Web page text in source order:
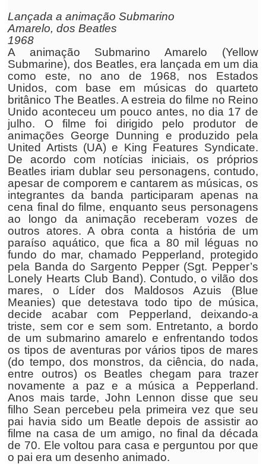
Lançada a animação Submarino
Amarelo, dos Beatles
1968
A animação Submarino Amarelo (Yellow
Submarine), dos Beatles, era lançada em um dia
como este, no ano de 1968, nos Estados
Unidos, com base em músicas do quarteto
britânico The Beatles. A estreia do filme no Reino
Unido aconteceu um pouco antes, no dia 17 de
julho. O filme foi dirigido pelo produtor de
animações George Dunning e produzido pela
United Artists (UA) e King Features Syndicate.
De acordo com notícias iniciais, os próprios
Beatles iriam dublar seu personagens, contudo,
apesar de comporem e cantarem as músicas, os
integrantes da banda participaram apenas na
cena final do filme, enquanto seus personagens
ao longo da animação receberam vozes de
outros atores. A obra conta a história de um
paraíso aquático, que fica a 80 mil léguas no
fundo do mar, chamado Pepperland, protegido
pela Banda do Sargento Pepper (Sgt. Pepper’s
Lonely Hearts Club Band). Contudo, o vilão dos
mares, o Líder dos Maldosos Azuis (Blue
Meanies) que detestava todo tipo de música,
decide acabar com Pepperland, deixando-a
triste, sem cor e sem som. Entretanto, a bordo
de um submarino amarelo e enfrentando todos
os tipos de aventuras por vários tipos de mares
(do tempo, dos monstros, da ciência, do nada,
entre outros) os Beatles chegam para trazer
novamente a paz e a música a Pepperland.
Anos mais tarde, John Lennon disse que seu
filho Sean percebeu pela primeira vez que seu
pai havia sido um Beatle depois de assistir ao
filme na casa de um amigo, no final da década
de 70. Ele voltou para casa e perguntou por que
o pai era um desenho animado.